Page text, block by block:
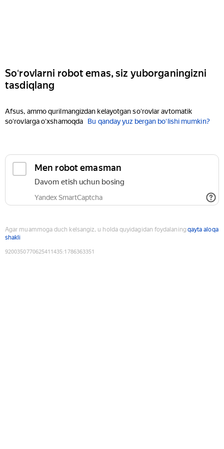
Soʻrovlarni robot emas, siz yuborganingizni
tasdiqlang
Afsus, ammo qurilmangizdan kelayotgan soʻrovlar avtomatik
soʻrovlarga oʻxshamoqda
Bu qanday yuz bergan boʻlishi mumkin?
Men robot emasman
Davom etish uchun bosing
Yandex SmartCaptcha
Agar muammoga duch kelsangiz, u holda quyidagidan foydalaning qayta aloqa
shakli
9200350770625411435:1786363351